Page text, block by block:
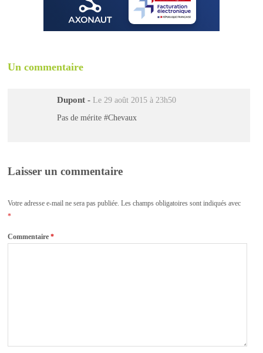
Un commentaire
Dupont - Le 29 août 2015 à 23h50
Pas de mérite #Chevaux
Laisser un commentaire
Votre adresse e-mail ne sera pas publiée. Les champs obligatoires sont indiqués avec
*
Commentaire*